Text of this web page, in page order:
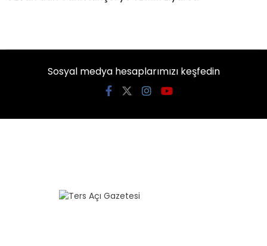
Sosyal medya hesaplarımızı keşfedin